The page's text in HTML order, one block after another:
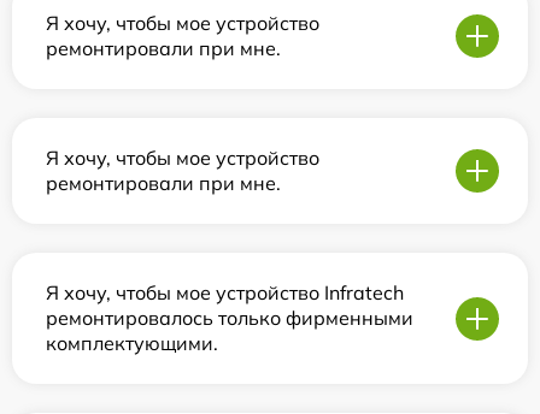
Я хочу, чтобы мое устройство
ремонтировали при мне.
Я хочу, чтобы мое устройство
ремонтировали при мне.
Я хочу, чтобы мое устройство Infratech
ремонтировалось только фирменными
комплектующими.